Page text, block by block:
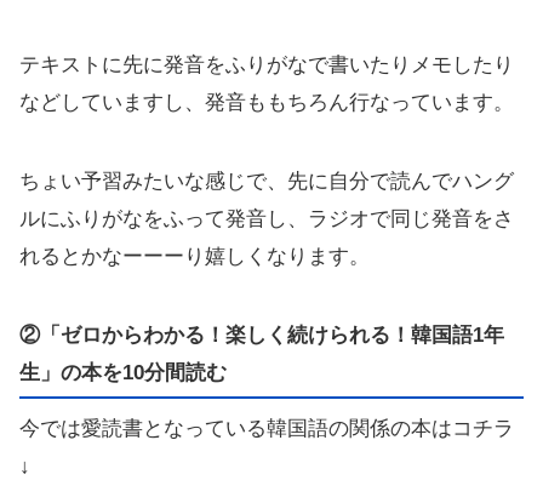
テキストに先に発音をふりがなで書いたりメモしたり
などしていますし、発音ももちろん行なっています。
ちょい予習みたいな感じで、先に自分で読んでハング
ルにふりがなをふって発音し、ラジオで同じ発音をさ
れるとかなーーーり嬉しくなります。
②「ゼロからわかる！楽しく続けられる！韓国語1年
生」の本を10分間読む
今では愛読書となっている韓国語の関係の本はコチラ
↓